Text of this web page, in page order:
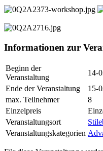
Informationen zur
Beginn der
Veranstaltung
14-
Ende der Veranstaltung
15-
max. Teilnehmer
8
Einzelpreis
Veranstaltungsort
Veranstaltungskategorien